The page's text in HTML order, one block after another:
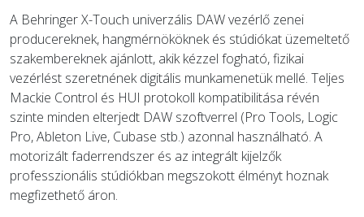
A Behringer X-Touch univerzális DAW vezérlő zenei
producereknek, hangmérnököknek és stúdiókat üzemeltető
szakembereknek ajánlott, akik kézzel fogható, fizikai
vezérlést szeretnének digitális munkamenetük mellé. Teljes
Mackie Control és HUI protokoll kompatibilitása révén
szinte minden elterjedt DAW szoftverrel (Pro Tools, Logic
Pro, Ableton Live, Cubase stb.) azonnal használható. A
motorizált faderrendszer és az integrált kijelzők
professzionális stúdiókban megszokott élményt hoznak
megfizethető áron.